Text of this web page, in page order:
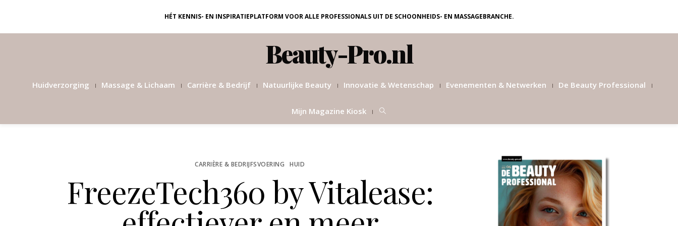
HÉT KENNIS- EN INSPIRATIEPLATFORM VOOR ALLE PROFESSIONALS UIT DE SCHOONHEIDS- EN MASSAGEBRANCHE.
Beauty-Pro.nl
Huidverzorging Massage & Lichaam Carrière & Bedrijf Natuurlijke Beauty Innovatie & Wetenschap Evenementen & Netwerken De Beauty Professional
Mijn Magazine Kiosk
CARRIÈRE & BEDRIJFSVOERING HUID
FreezeTech360 by Vitalease: